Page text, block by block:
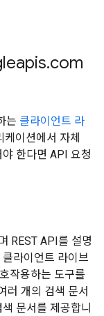
.com
는 클라이언트 라
이션에서 자체
한다면 API 요청
REST API를 설명
라이언트 라이브
작용하는 도구를
러 개의 검색 문서
문서를 제공합니